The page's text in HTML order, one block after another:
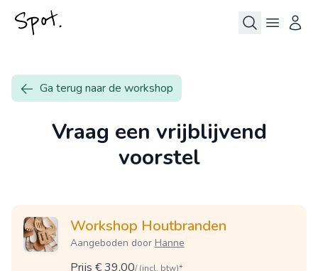
Ga terug naar de workshop
Vraag een vrijblijvend
voorstel
Workshop Houtbranden
Aangeboden door Hanne
Prijs € 39,00/ (incl. btw)*